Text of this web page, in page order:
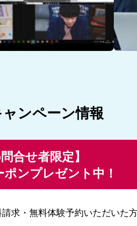
ンペーン情報
合せ者限定】
ンプレゼント中！
請求・無料体験予約いただいた